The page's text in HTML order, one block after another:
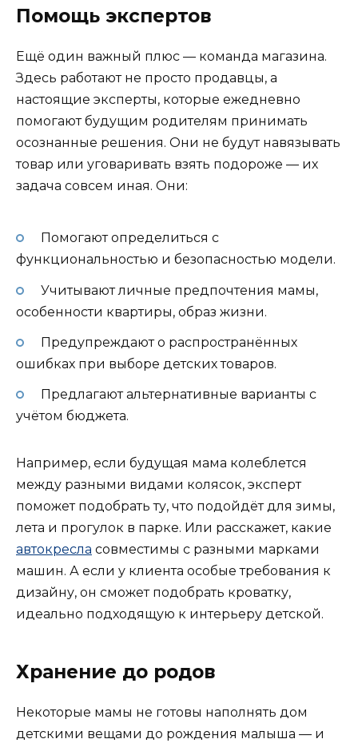
Помощь экспертов
Ещё один важный плюс — команда магазина.
Здесь работают не просто продавцы, а
настоящие эксперты, которые ежедневно
помогают будущим родителям принимать
осознанные решения. Они не будут навязывать
товар или уговаривать взять подороже — их
задача совсем иная. Они:
Помогают определиться с
функциональностью и безопасностью модели.
Учитывают личные предпочтения мамы,
особенности квартиры, образ жизни.
Предупреждают о распространённых
ошибках при выборе детских товаров.
Предлагают альтернативные варианты с
учётом бюджета.
Например, если будущая мама колеблется
между разными видами колясок, эксперт
поможет подобрать ту, что подойдёт для зимы,
лета и прогулок в парке. Или расскажет, какие
автокресла совместимы с разными марками
машин. А если у клиента особые требования к
дизайну, он сможет подобрать кроватку,
идеально подходящую к интерьеру детской.
Хранение до родов
Некоторые мамы не готовы наполнять дом
детскими вещами до рождения малыша — и